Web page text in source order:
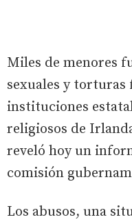
Miles de menores
sexuales y torturas
instituciones
religiosos de
reveló hoy un
comisión
Los abusos, una